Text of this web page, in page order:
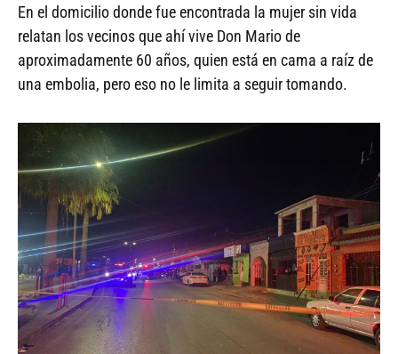
En el domicilio donde fue encontrada la mujer sin vida
relatan los vecinos que ahí vive Don Mario de
aproximadamente 60 años, quien está en cama a raíz de
una embolia, pero eso no le limita a seguir tomando.